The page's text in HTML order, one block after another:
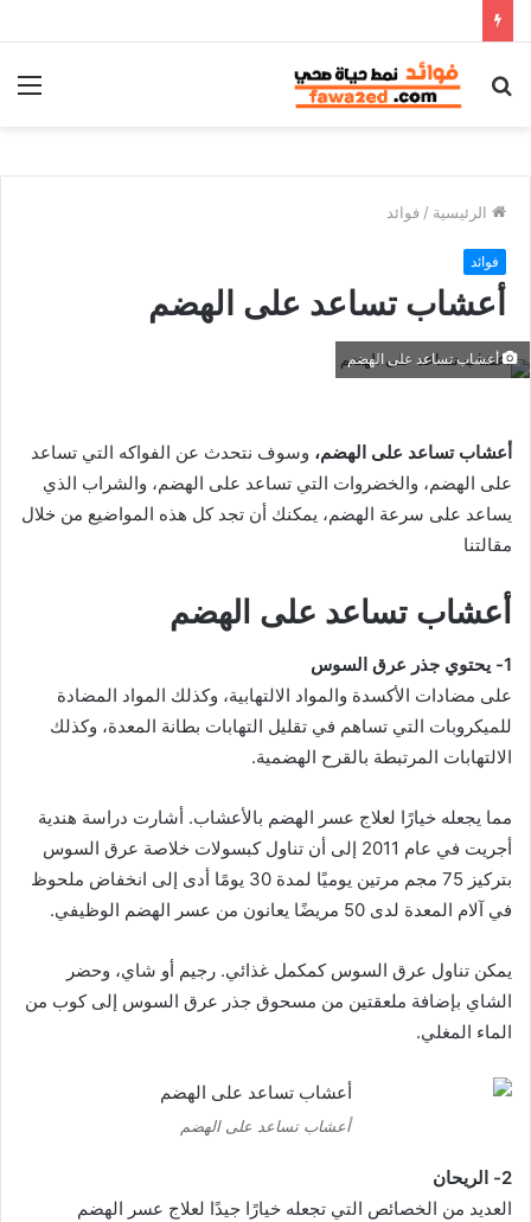
بحث
الرئيسية / فوائد
فوائد
أعشاب تساعد على الهضم
أعشاب تساعد على الهضم
أعشاب تساعد على الهضم، وسوف نتحدث عن الفواكه التي تساعد
على الهضم، والخضروات التي تساعد على الهضم، والشراب الذي
يساعد على سرعة الهضم، يمكنك أن تجد كل هذه المواضيع من خلال
مقالتنا
أعشاب تساعد على الهضم
1- يحتوي جذر عرق السوس
على مضادات الأكسدة والمواد الالتهابية، وكذلك المواد المضادة
للميكروبات التي تساهم في تقليل التهابات بطانة المعدة، وكذلك
الالتهابات المرتبطة بالقرح الهضمية.
مما يجعله خيارًا لعلاج عسر الهضم بالأعشاب. أشارت دراسة هندية
أجريت في عام 2011 إلى أن تناول كبسولات خلاصة عرق السوس
بتركيز 75 مجم مرتين يوميًا لمدة 30 يومًا أدى إلى انخفاض ملحوظ
في آلام المعدة لدى 50 مريضًا يعانون من عسر الهضم الوظيفي.
يمكن تناول عرق السوس كمكمل غذائي. رجيم أو شاي، وحضر
الشاي بإضافة ملعقتين من مسحوق جذر عرق السوس إلى كوب من
الماء المغلي.
أعشاب تساعد على الهضم
2- الريحان
العديد من الخصائص التي تجعله خيارًا جيدًا لعلاج عسر الهضم